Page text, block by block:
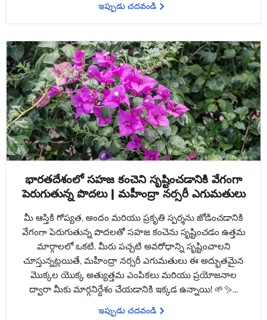
ఇప్పుడు చదవండి
భారతదేశంలో సహజ కంచెని సృష్టించడానికి వేగంగా
పెరుగుతున్న పొదలు | మహీంద్రా నర్సరీ ఎగుమతులు
మీ ఆస్తికి గోప్యత, అందం మరియు ప్రకృతి స్పర్శను జోడించడానికి
వేగంగా పెరుగుతున్న పొదలతో సహజ కంచెను సృష్టించడం ఉత్తమ
మార్గాలలో ఒకటి. మీరు పచ్చటి అవరోధాన్ని సృష్టించాలని
చూస్తున్నట్లయితే, మహీంద్రా నర్సరీ ఎగుమతులు ఈ అద్భుతమైన
మొక్కల యొక్క అత్యుత్తమ ఎంపికలు మరియు ప్రయోజనాల
ద్వారా మీకు మార్గనిర్దేశం చేయడానికి ఇక్కడ ఉన్నాయి! 🌱✨...
ఇప్పుడు చదవండి